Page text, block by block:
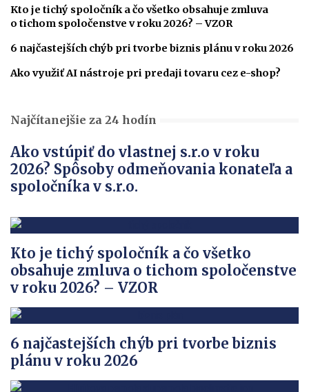
Kto je tichý spoločník a čo všetko obsahuje zmluva
o tichom spoločenstve v roku 2026? – VZOR
6 najčastejších chýb pri tvorbe biznis plánu v roku 2026
Ako využiť AI nástroje pri predaji tovaru cez e-shop?
Najčítanejšie za 24 hodín
Ako vstúpiť do vlastnej s.r.o v roku
2026? Spôsoby odmeňovania konateľa a
spoločníka v s.r.o.
Kto je tichý spoločník a čo všetko
obsahuje zmluva o tichom spoločenstve
v roku 2026? – VZOR
6 najčastejších chýb pri tvorbe biznis
plánu v roku 2026